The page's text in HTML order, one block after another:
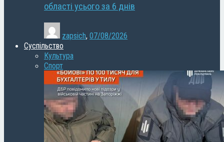
області усього за 6 днів
zapsich, 07/08/2026
Суспільство
Культура
Спорт